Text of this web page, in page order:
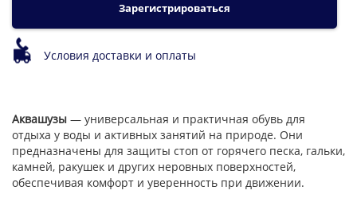
Зарегистрироваться
Условия доставки и оплаты
Аквашузы — универсальная и практичная обувь для
отдыха у воды и активных занятий на природе. Они
предназначены для защиты стоп от горячего песка, гальки,
камней, ракушек и других неровных поверхностей,
обеспечивая комфорт и уверенность при движении.